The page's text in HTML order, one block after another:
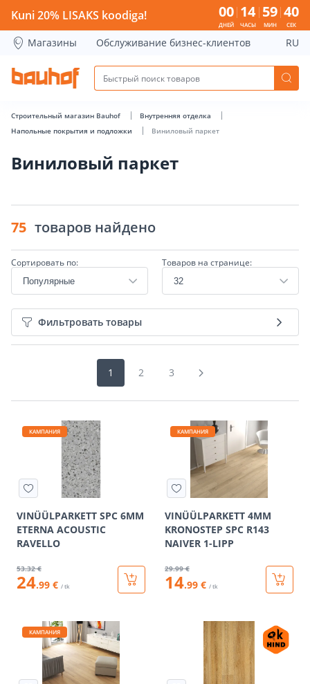
Виниловый паркет - Bauhof has loaded
Kuni 20% LISAKS koodiga! 00
ДНЕЙ
14
ЧАСЫ
59
МИН
39
СЕК
Магазины Обслуживание бизнес-клиентов RU
Строительный магазин Bauhof
Внутренняя отделка
Напольные покрытия и подложки
Виниловый паркет
Виниловый паркет
75 товаров найдено
Сортировать по: Товаров на странице:
Фильтровать товары
1 2 3
КАМПАНИЯ
VINÜÜLPARKETT SPC 6MM
ETERNA ACOUSTIC
RAVELLO
53.32 €
24.99 € / tk
КАМПАНИЯ
VINÜÜLPARKETT 4MM
KRONOSTEP SPC R143
NAIVER 1-LIPP
29.99 €
14.99 € / tk
КАМПАНИЯ